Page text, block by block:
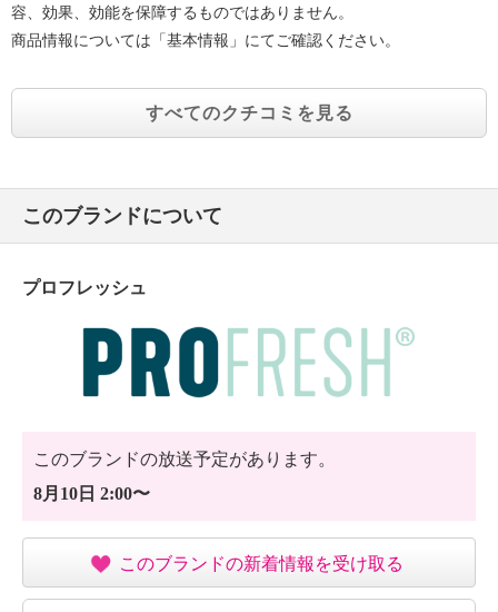
容、効果、効能を保障するものではありません。
商品情報については「基本情報」にてご確認ください。
すべてのクチコミを見る
このブランドについて
プロフレッシュ
このブランドの放送予定があります。
8月10日 2:00〜
このブランドの新着情報を受け取る